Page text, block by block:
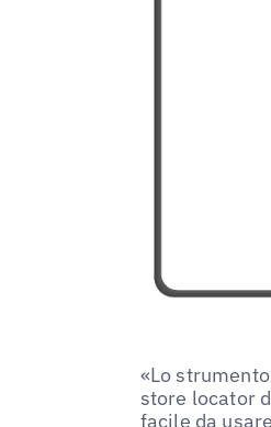
«Lo
store locator
facile da